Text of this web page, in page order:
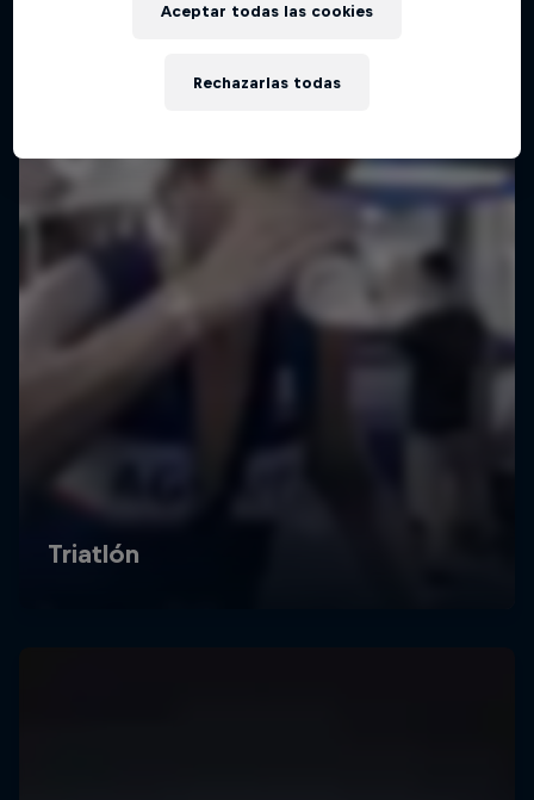
Rechazarlas todas
Aceptar todas las cookies